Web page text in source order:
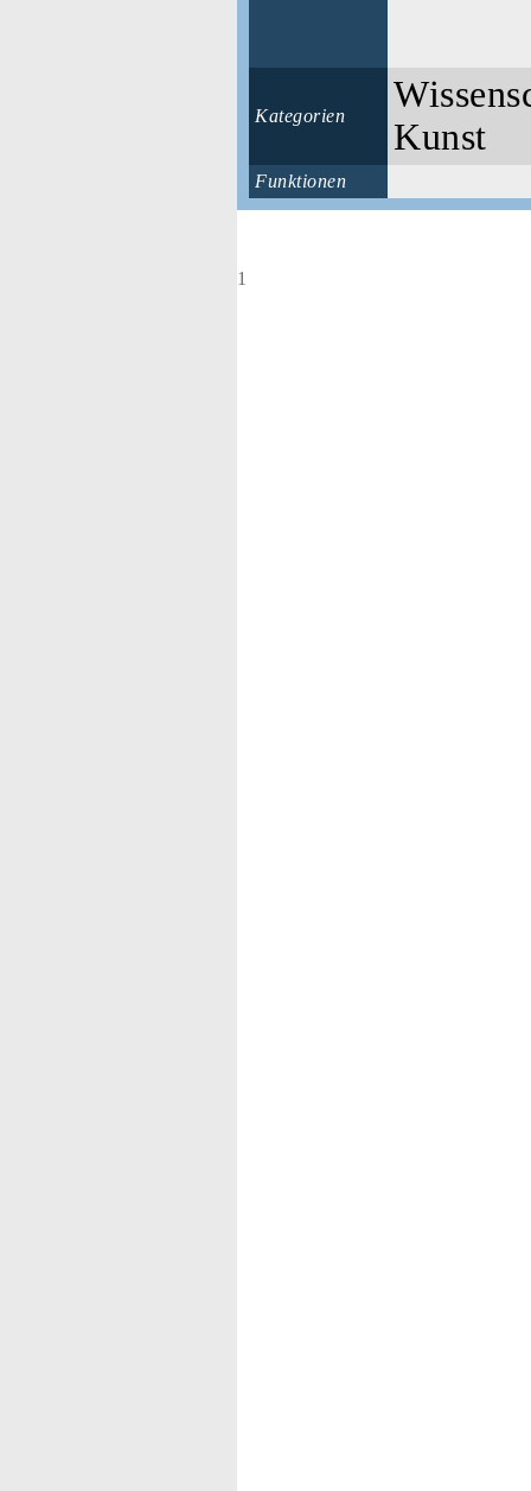
Kategorien
Kunst
Funktionen
1